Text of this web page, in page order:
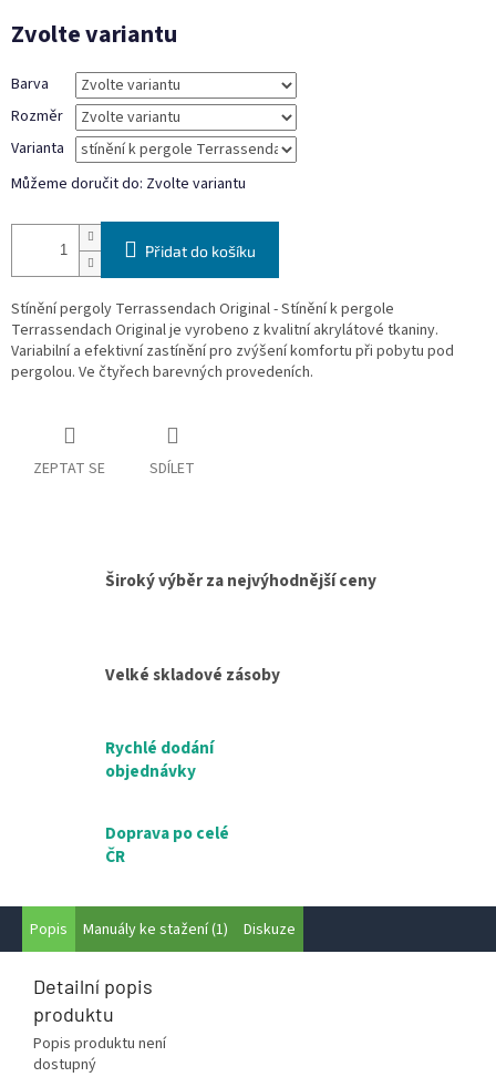
cena:
Zvolte variantu
Barva
Rozměr
Varianta
Můžeme doručit do: Zvolte variantu
Přidat do košíku
Stínění pergoly Terrassendach Original - Stínění k pergole
Terrassendach Original je vyrobeno z kvalitní akrylátové tkaniny.
Variabilní a efektivní zastínění pro zvýšení komfortu při pobytu pod
pergolou. Ve čtyřech barevných provedeních.
ZEPTAT SE SDÍLET
Široký výběr za nejvýhodnější ceny
Velké skladové zásoby
Rychlé dodání
objednávky
Doprava po celé
ČR
Popis Manuály ke stažení (1) Diskuze
Detailní popis
produktu
Popis produktu není
dostupný